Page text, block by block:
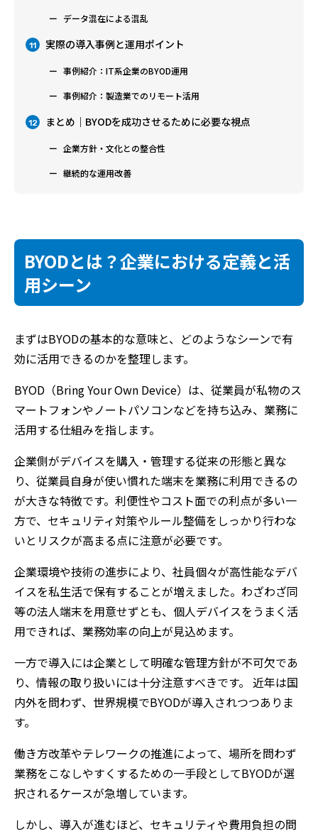
データ混在による混乱
11 実際の導入事例と運用ポイント
事例紹介：IT系企業のBYOD運用
事例紹介：製造業でのリモート活用
12 まとめ｜BYODを成功させるために必要な視点
企業方針・文化との整合性
継続的な運用改善
BYODとは？企業における定義と活
用シーン
まずはBYODの基本的な意味と、どのようなシーンで有
効に活用できるのかを整理します。
BYOD（Bring Your Own Device）は、従業員が私物のス
マートフォンやノートパソコンなどを持ち込み、業務に
活用する仕組みを指します。
企業側がデバイスを購入・管理する従来の形態と異な
り、従業員自身が使い慣れた端末を業務に利用できるの
が大きな特徴です。 利便性やコスト面での利点が多い一
方で、セキュリティ対策やルール整備をしっかり行わな
いとリスクが高まる点に注意が必要です。
企業環境や技術の進歩により、社員個々が高性能なデバ
イスを私生活で保有することが増えました。わざわざ同
等の法人端末を用意せずとも、個人デバイスをうまく活
用できれば、業務効率の向上が見込めます。
一方で導入には企業として明確な管理方針が不可欠であ
り、情報の取り扱いには十分注意すべきです。 近年は国
内外を問わず、世界規模でBYODが導入されつつありま
す。
働き方改革やテレワークの推進によって、場所を問わず
業務をこなしやすくするための一手段としてBYODが選
択されるケースが急増しています。
しかし、導入が進むほど、セキュリティや費用負担の問